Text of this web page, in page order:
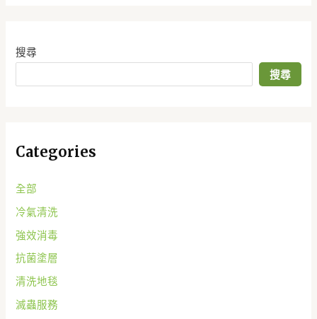
搜尋
搜尋
Categories
全部
冷氣清洗
強效消毒
抗菌塗層
清洗地毯
滅蟲服務